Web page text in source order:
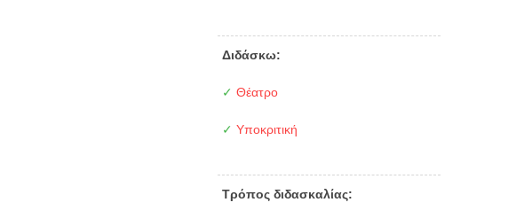
Διδάσκω:
✓ Θέατρο
✓ Υποκριτική
Τρόπος διδασκαλίας: